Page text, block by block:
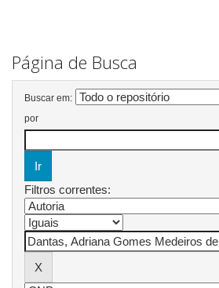
Página de Busca
Buscar em:
por
Filtros correntes: